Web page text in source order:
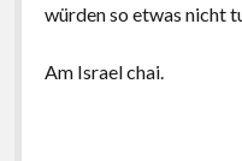
würden so etwas nicht
Am Israel chai.